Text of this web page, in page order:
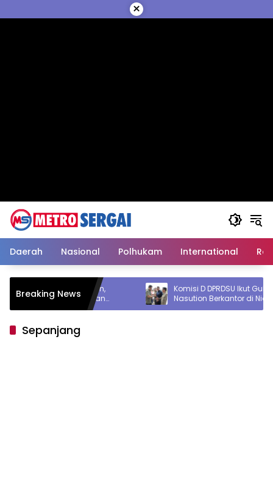
ke
×
Daerah Nasional Polhukam International
Breaking News
Hujan,
Nyaman
Komisi D DPRDSU Ikut Gubsu Bobby
Nasution Berkantor di Nias
Sepanjang